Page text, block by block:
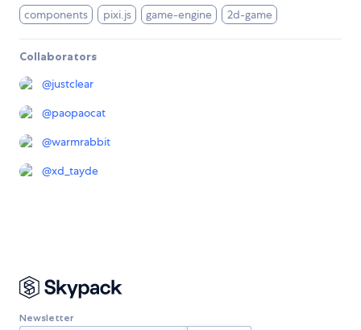
components pixi.js game-engine 2d-game
Collaborators
@justclear
@paopaocat
@warmrabbit
@xd_tayde
Newsletter